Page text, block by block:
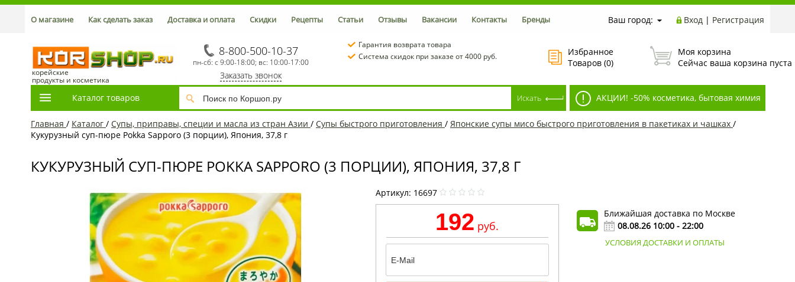
Ваш город: Вход | Регистрация
О магазине Как сделать заказ Доставка и оплата Скидки Рецепты Статьи Отзывы Вакансии Контакты Бренды
корейские
продукты и косметика
8-800-500-10-37
пн-сб: с 9:00-18:00; вс: 10:00-17:00
Заказать звонок
Гарантия возврата товара
Система скидок при заказе от 4000 руб.
Избранное
Товаров (0)
Моя корзина
Сейчас ваша корзина пуста
Каталог товаров АКЦИИ! -50% косметика, бытовая химия
Главная / Каталог / Супы, приправы, специи и масла из стран Азии / Супы быстрого приготовления / Японские супы мисо быстрого приготовления в пакетиках и чашках /
Кукурузный суп-пюре Pokka Sapporo (3 порции), Япония, 37,8 г
КУКУРУЗНЫЙ СУП-ПЮРЕ POKKA SAPPORO (3 ПОРЦИИ), ЯПОНИЯ, 37,8 Г
Артикул: 16697
192 руб.
Ближайшая доставка по Москве
08.08.26 10:00 - 22:00
УСЛОВИЯ ДОСТАВКИ И ОПЛАТЫ